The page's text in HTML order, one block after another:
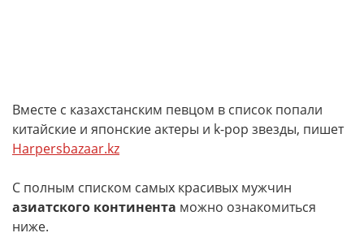
Вместе с казахстанским певцом в список попали
китайские и японские актеры и k-pop звезды, пишет
Harpersbazaar.kz
С полным списком самых красивых мужчин
азиатского континента можно ознакомиться
ниже.